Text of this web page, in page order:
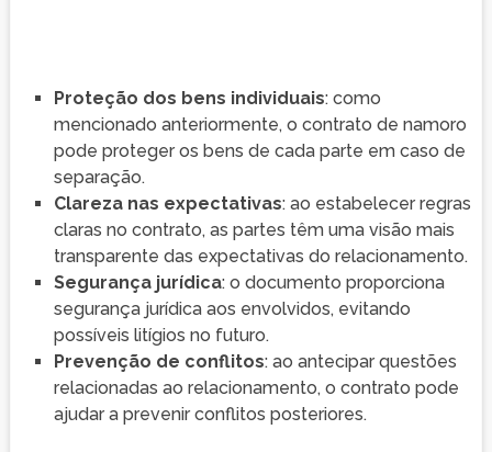
Proteção dos bens individuais: como
mencionado anteriormente, o contrato de namoro
pode proteger os bens de cada parte em caso de
separação.
Clareza nas expectativas: ao estabelecer regras
claras no contrato, as partes têm uma visão mais
transparente das expectativas do relacionamento.
Segurança jurídica: o documento proporciona
segurança jurídica aos envolvidos, evitando
possíveis litígios no futuro.
Prevenção de conflitos: ao antecipar questões
relacionadas ao relacionamento, o contrato pode
ajudar a prevenir conflitos posteriores.